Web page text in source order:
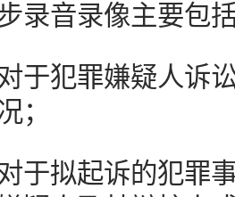
录音录像主要包
犯罪嫌疑人诉讼
；
拟起诉的犯罪事